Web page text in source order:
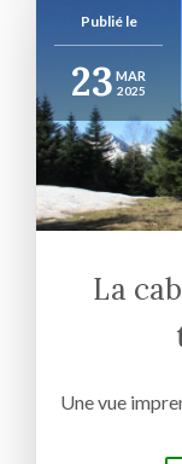
Publié le
23 MAR
2025
La
Une vue